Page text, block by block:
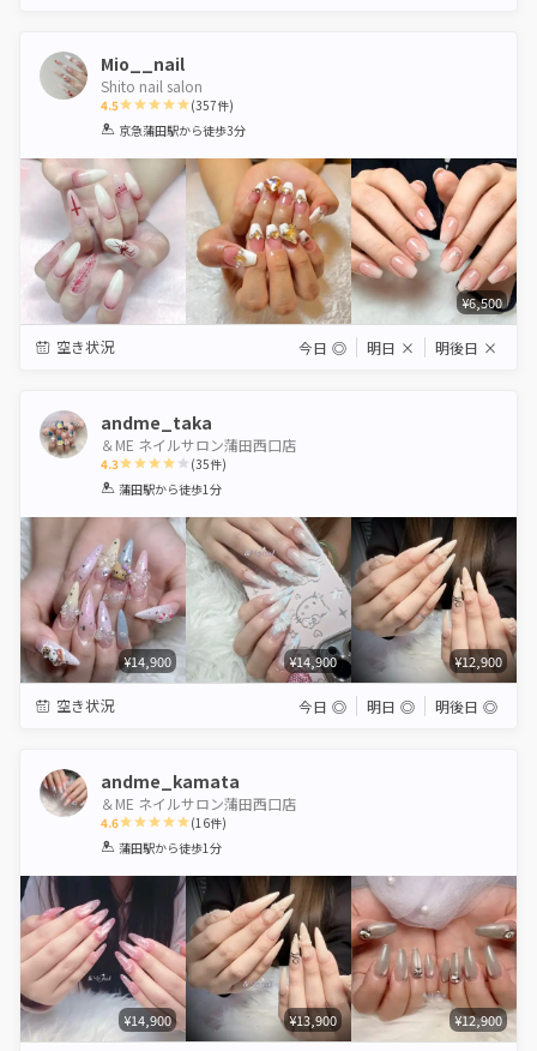
Mio__nail
Shito nail salon
4.5
1 2 3 4 5
(357件)
京急蒲田駅から徒歩3分
¥6,500
空き状況 今日 ◎ 明日 × 明後日 ×
andme_taka
＆ME ネイルサロン蒲田西口店
4.3
1 2 3 4 5
(35件)
蒲田駅から徒歩1分
¥14,900 ¥14,900 ¥12,900
空き状況 今日 ◎ 明日 ◎ 明後日 ◎
andme_kamata
＆ME ネイルサロン蒲田西口店
4.6
1 2 3 4 5
(16件)
蒲田駅から徒歩1分
¥14,900 ¥13,900 ¥12,900